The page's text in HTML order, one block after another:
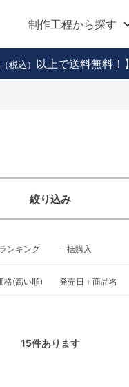
制作工程から探す
税込） 以上で送料無料！】
絞り込み
ランキング 一括購入
格(高い順) 発売日＋商品名
15件あります